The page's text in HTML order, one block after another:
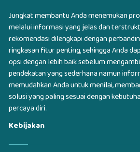
Jungkat membantu Anda menemukan
melalui informasi yang jelas dan
rekomendasi dilengkapi dengan
ringkasan fitur penting, sehingga Anda
opsi dengan lebih baik sebelum
pendekatan yang sederhana namun
memudahkan Anda untuk menilai,
solusi yang paling sesuai dengan
percaya diri.
Kebijakan